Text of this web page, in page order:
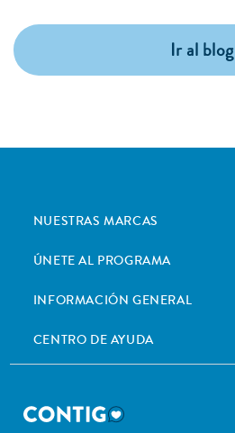
Ir al blog
NUESTRAS MARCAS
ÚNETE AL PROGRAMA
INFORMACIÓN GENERAL
CENTRO DE AYUDA